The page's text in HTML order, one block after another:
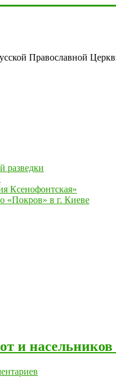
Православной
разведки
Ксенофонтская»
«Покров» в г. Киеве
и